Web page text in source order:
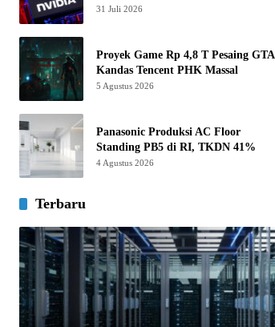
Canggih
31 Juli 2026
Proyek Game Rp 4,8 T Pesaing GTA
Kandas Tencent PHK Massal
5 Agustus 2026
Panasonic Produksi AC Floor
Standing PB5 di RI, TKDN 41%
4 Agustus 2026
Terbaru